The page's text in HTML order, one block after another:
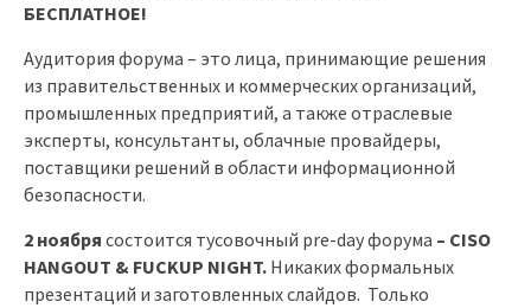
БЕСПЛАТНОЕ!
Аудитория форума – это лица, принимающие решения
из правительственных и коммерческих организаций,
промышленных предприятий, а также отраслевые
эксперты, консультанты, облачные провайдеры,
поставщики решений в области информационной
безопасности.
2 ноября состоится тусовочный pre-day форума – CISO
HANGOUT & FUCKUP NIGHT. Никаких формальных
презентаций и заготовленных слайдов. Только